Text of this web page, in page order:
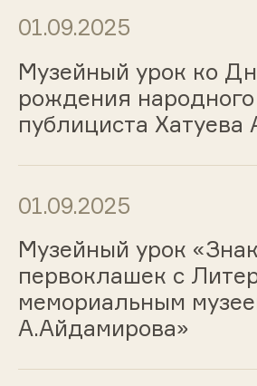
01.09.2025
Музейный урок ко
рождения народного
публициста Хатуева
01.09.2025
Музейный урок
первоклашек с
мемориальным
А.Айдамирова»